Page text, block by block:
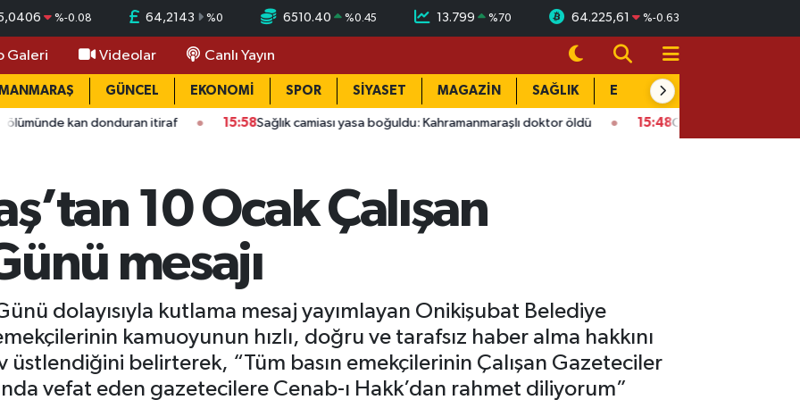
%-0.08 64,2143 %0 6510.40 %0.45 13.799 %70 64.225,61 %-0.63
Galeri Videolar Canlı Yayın
GÜNCEL EKONOMİ SPOR SİYASET MAGAZİN SAĞLIK EĞİTİM
donduran itiraf 15:58Sağlık camiası yasa boğuldu: Kahramanmaraşlı doktor öldü 15:48 Onikişubat’ta ücretsiz üniversite
10 Ocak Çalışan
mesajı
dolayısıyla kutlama mesaj yayımlayan Onikişubat Belediye
kamuoyunun hızlı, doğru ve tarafsız haber alma hakkını
belirterek, “Tüm basın emekçilerinin Çalışan Gazeteciler
vefat eden gazetecilere Cenab-ı Hakk’dan rahmet diliyorum”